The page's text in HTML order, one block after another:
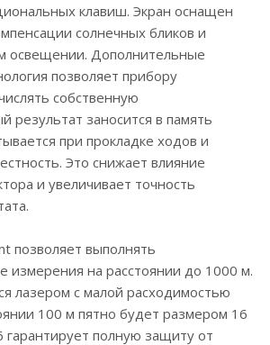
клавиш. Экран оснащен
солнечных бликов и
освещении. Дополнительные
позволяет прибору
собственную
результат заносится в память
при прокладке ходов и
Это снижает влияние
и увеличивает точность
позволяет выполнять
измерения на расстоянии до 1000 м.
лазером с малой расходимостью
100 м пятно будет размером 16
гарантирует полную защиту от